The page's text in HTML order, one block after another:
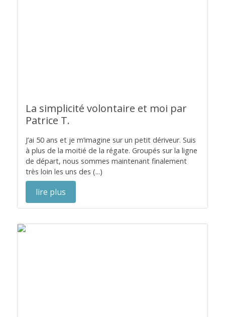
La simplicité volontaire et moi par
Patrice T.
J’ai 50 ans et je m’imagine sur un petit dériveur. Suis
à plus de la moitié de la régate. Groupés sur la ligne
de départ, nous sommes maintenant finalement
très loin les uns des (...)
lire plus